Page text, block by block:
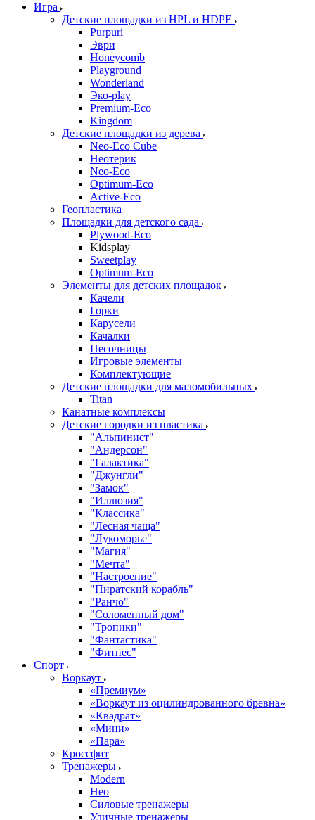
Игра
Детские площадки из HPL и HDPE
Purpuri
Эври
Honeycomb
Playground
Wonderland
Эко-play
Premium-Eco
Kingdom
Детские площадки из дерева
Neo-Eco Cube
Неотерик
Neo-Eco
Оptimum-Еco
Active-Eco
Геопластика
Площадки для детского сада
Plywood-Eco
Kidsplay
Sweetplay
Оptimum-Еco
Элементы для детских площадок
Качели
Горки
Карусели
Качалки
Песочницы
Игровые элементы
Комплектующие
Детские площадки для маломобильных
Titan
Канатные комплексы
Детские городки из пластика
"Альпинист"
"Андерсон"
"Галактика"
"Джунгли"
"Замок"
"Иллюзия"
"Классика"
"Лесная чаща"
"Лукоморье"
"Магия"
"Мечта"
"Настроение"
"Пиратский корабль"
"Ранчо"
"Соломенный дом"
"Тропики"
"Фантастика"
"Фитнес"
Спорт
Воркаут
«Премиум»
«Воркаут из оцилиндрованного бревна»
«Квадрат»
«Мини»
«Пара»
Кроссфит
Тренажеры
Modern
Нео
Силовые тренажеры
Уличные тренажёры